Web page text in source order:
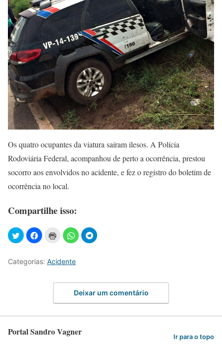
Os quatro ocupantes da viatura saíram ilesos. A Polícia
Rodoviária Federal, acompanhou de perto a ocorrência, prestou
socorro aos envolvidos no acidente, e fez o registro do boletim de
ocorrência no local.
Compartilhe isso:
Categorias: Acidente
Deixar um comentário
Portal Sandro Vagner Ir para o topo